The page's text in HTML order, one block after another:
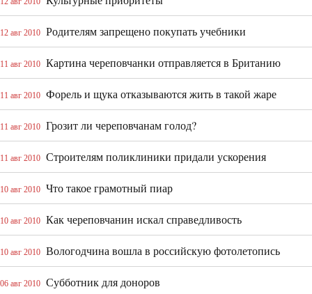
12 авг 2010 Родителям запрещено покупать учебники
11 авг 2010 Картина череповчанки отправляется в Британию
11 авг 2010 Форель и щука отказываются жить в такой жаре
11 авг 2010 Грозит ли череповчанам голод?
11 авг 2010 Строителям поликлиники придали ускорения
10 авг 2010 Что такое грамотный пиар
10 авг 2010 Как череповчанин искал справедливость
10 авг 2010 Вологодчина вошла в российскую фотолетопись
06 авг 2010 Субботник для доноров